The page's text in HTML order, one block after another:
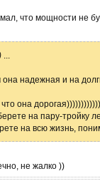
что мощности не
надежная и на
она
на пару-тройку
на всю жизнь,
не жалко ))